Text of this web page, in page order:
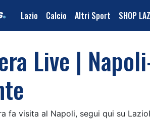
Lazio Calcio Altri Sport SHOP
Live |
fa visita al Napoli, segui qui su